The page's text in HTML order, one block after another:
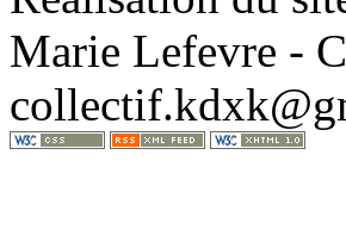
Marie Lefevre -